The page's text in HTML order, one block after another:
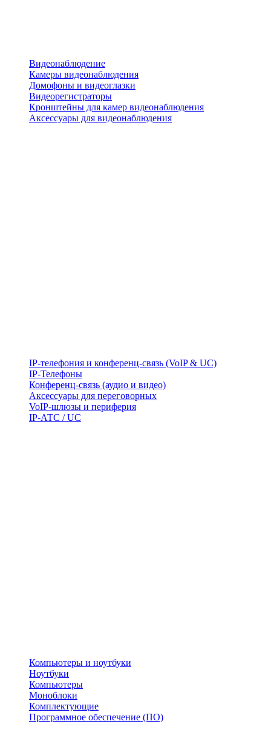
Видеонаблюдение
Камеры видеонаблюдения
Домофоны и видеоглазки
Видеорегистраторы
Кронштейны для камер видеонаблюдения
Аксессуары для видеонаблюдения
IP-телефония и конференц-связь (VoIP & UC)
IP-Телефоны
Конференц-связь (аудио и видео)
Аксессуары для переговорных
VoIP-шлюзы и периферия
IP-АТС / UC
Компьютеры и ноутбуки
Ноутбуки
Компьютеры
Моноблоки
Комплектующие
Программное обеспечение (ПО)